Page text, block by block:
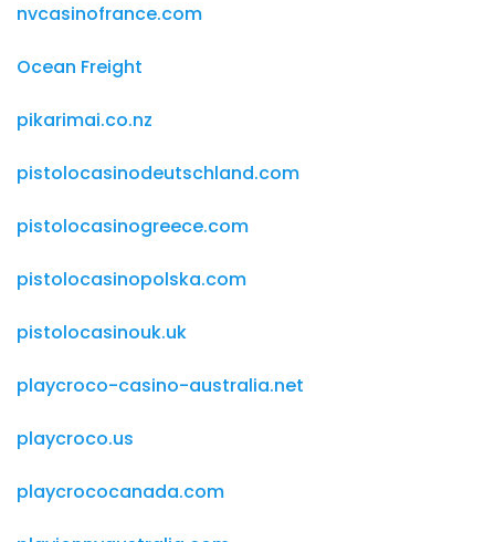
nvcasinofrance.com
Ocean Freight
pikarimai.co.nz
pistolocasinodeutschland.com
pistolocasinogreece.com
pistolocasinopolska.com
pistolocasinouk.uk
playcroco-casino-australia.net
playcroco.us
playcrococanada.com